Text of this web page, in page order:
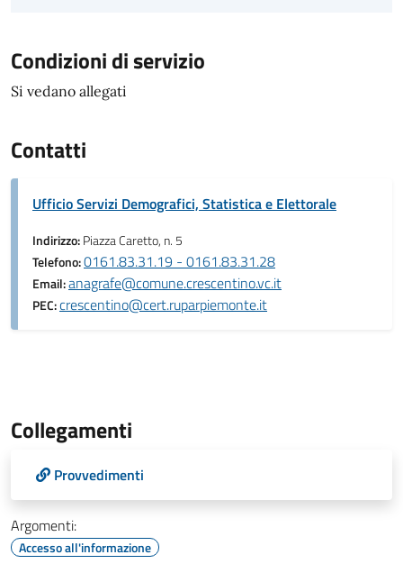
Condizioni di servizio
Si vedano allegati
Contatti
Ufficio Servizi Demografici, Statistica e Elettorale
Indirizzo:Piazza Caretto, n. 5
Telefono:0161.83.31.19 - 0161.83.31.28
Email:anagrafe@comune.crescentino.vc.it
PEC:crescentino@cert.ruparpiemonte.it
Collegamenti
Provvedimenti
Argomenti:
Accesso all'informazione